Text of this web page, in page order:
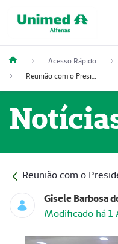
Acesso Rápido
Reunião com o Presidente
Reunião com o
Gisele Barbosa
Modificado há 1